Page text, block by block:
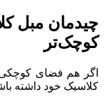
چیدمان مبل
کوچک‌تر
اگر هم فضای کوچکی
کلاسیک خود داشته